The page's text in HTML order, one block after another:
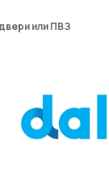
или ПВЗ